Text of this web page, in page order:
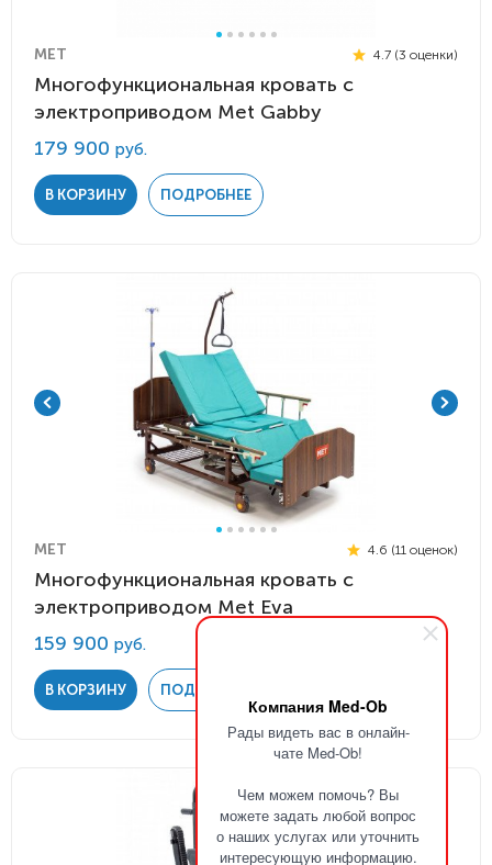
Компания Med-Ob
Рады видеть вас в онлайн-
чате Med-Ob!
Чем можем помочь? Вы
можете задать любой вопрос
о наших услугах или уточнить
интересующую информацию.
MET 4.7 (3 оценки)
Многофункциональная кровать с
электроприводом Met Gabby
179 900 руб.
В КОРЗИНУ ПОДРОБНЕЕ
MET 4.6 (11 оценок)
Многофункциональная кровать с
электроприводом Met Eva
159 900 руб.
В КОРЗИНУ ПОДРОБНЕЕ